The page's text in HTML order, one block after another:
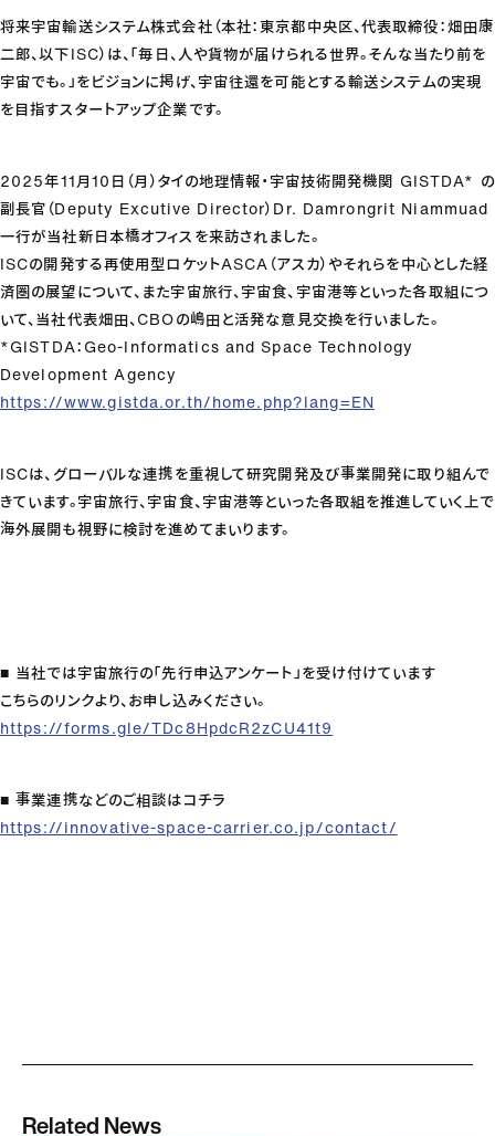
将来宇宙輸送システム株式会社（本社：東京都中央区、代表取締役：畑田康
二郎、以下ISC）は、「毎日、人や貨物が届けられる世界。そんな当たり前を
宇宙でも。」をビジョンに掲げ、宇宙往還を可能とする輸送システムの実現
を目指すスタートアップ企業です。
2025年11月10日（月）タイの地理情報・宇宙技術開発機関 GISTDA* の
副長官（Deputy Excutive Director）Dr. Damrongrit Niammuad
一行が当社新日本橋オフィスを来訪されました。
ISCの開発する再使用型ロケットASCA（アスカ）やそれらを中心とした経
済圏の展望について、また宇宙旅行、宇宙食、宇宙港等といった各取組につ
いて、当社代表畑田、CBOの嶋田と活発な意見交換を行いました。
*GISTDA：Geo-Informatics and Space Technology
Development Agency
https://www.gistda.or.th/home.php?lang=EN
ISCは、グローバルな連携を重視して研究開発及び事業開発に取り組んで
きています。宇宙旅行、宇宙食、宇宙港等といった各取組を推進していく上で
海外展開も視野に検討を進めてまいります。
■ 当社では宇宙旅行の「先行申込アンケート」を受け付けています
こちらのリンクより、お申し込みください。
https://forms.gle/TDc8HpdcR2zCU41t9
■ 事業連携などのご相談はコチラ
https://innovative-space-carrier.co.jp/contact/
Related News